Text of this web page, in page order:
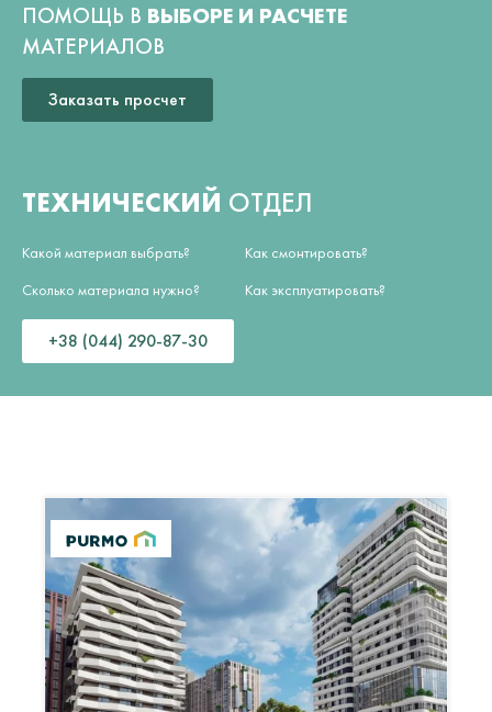
ПОМОЩЬ В ВЫБОРЕ И РАСЧЕТЕ
МАТЕРИАЛОВ
Заказать просчет
ТЕХНИЧЕСКИЙ ОТДЕЛ
Какой материал выбрать?
Сколько материала нужно?
Как смонтировать?
Как эксплуатировать?
+38 (044) 290-87-30